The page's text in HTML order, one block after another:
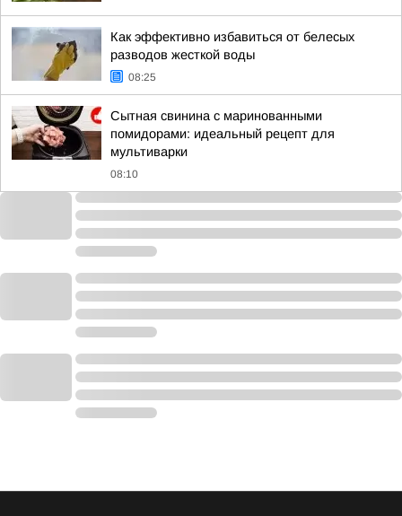
Как эффективно избавиться от белесых
разводов жесткой воды
08:25
Сытная свинина с маринованными
помидорами: идеальный рецепт для
мультиварки
08:10